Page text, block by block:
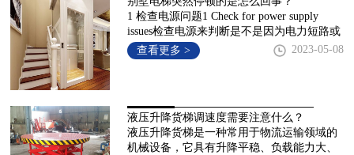
1 检查电源问题1 Check for power supply
issues检查电源来判断是不是因为电力短路或
变压器故障造成电梯停顿;可以检查是否有其
他电
查看更多 > 2023-05-08
液压升降货梯调速度需要注意什么？
液压升降货梯是一种常用于物流运输领域的
机械设备，它具有升降平稳、负载能力大、